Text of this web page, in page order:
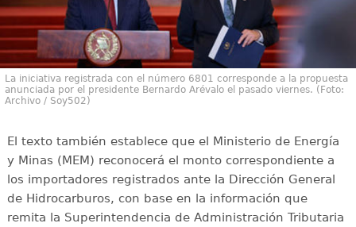
La iniciativa registrada con el número 6801 corresponde a la propuesta
anunciada por el presidente Bernardo Arévalo el pasado viernes. (Foto:
Archivo / Soy502)
El texto también establece que el Ministerio de Energía
y Minas (MEM) reconocerá el monto correspondiente a
los importadores registrados ante la Dirección General
de Hidrocarburos, con base en la información que
remita la Superintendencia de Administración Tributaria